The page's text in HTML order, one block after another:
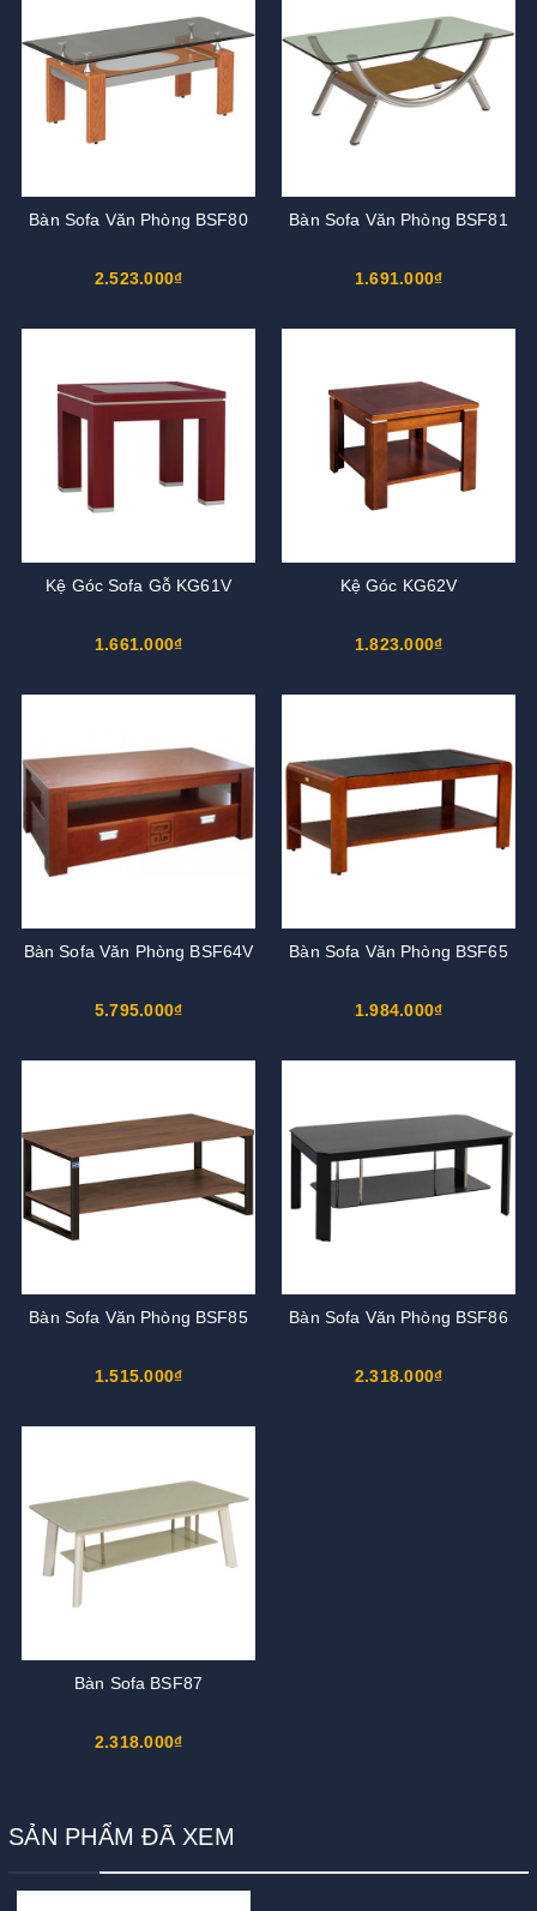
Bàn Sofa Văn Phòng BSF80
2.523.000₫
Bàn Sofa Văn Phòng BSF81
1.691.000₫
Kệ Góc Sofa Gỗ KG61V
1.661.000₫
Kệ Góc KG62V
1.823.000₫
Bàn Sofa Văn Phòng BSF64V
5.795.000₫
Bàn Sofa Văn Phòng BSF65
1.984.000₫
Bàn Sofa Văn Phòng BSF85
1.515.000₫
Bàn Sofa Văn Phòng BSF86
2.318.000₫
Bàn Sofa BSF87
2.318.000₫
SẢN PHẨM ĐÃ XEM